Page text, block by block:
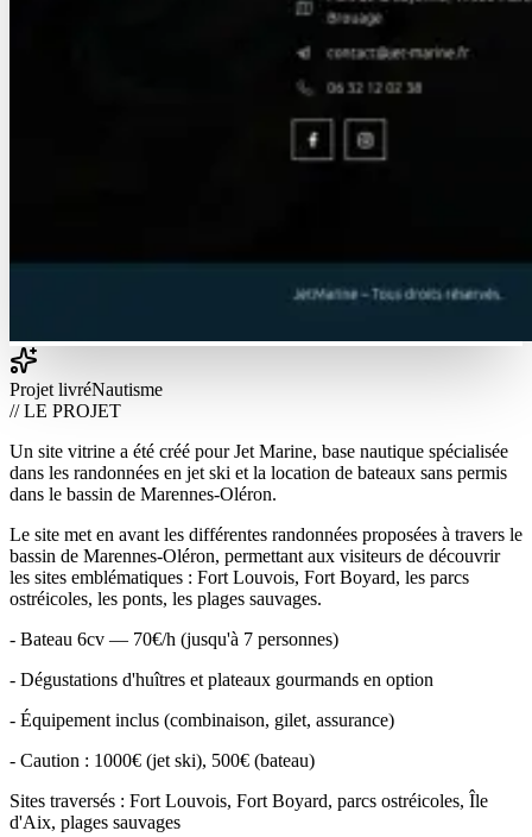
Projet livréNautisme
// LE PROJET
Un site vitrine a été créé pour Jet Marine, base nautique spécialisée
dans les randonnées en jet ski et la location de bateaux sans permis
dans le bassin de Marennes-Oléron.
Le site met en avant les différentes randonnées proposées à travers le
bassin de Marennes-Oléron, permettant aux visiteurs de découvrir
les sites emblématiques : Fort Louvois, Fort Boyard, les parcs
ostréicoles, les ponts, les plages sauvages.
- Bateau 6cv — 70€/h (jusqu'à 7 personnes)
- Dégustations d'huîtres et plateaux gourmands en option
- Équipement inclus (combinaison, gilet, assurance)
- Caution : 1000€ (jet ski), 500€ (bateau)
Sites traversés : Fort Louvois, Fort Boyard, parcs ostréicoles, Île
d'Aix, plages sauvages